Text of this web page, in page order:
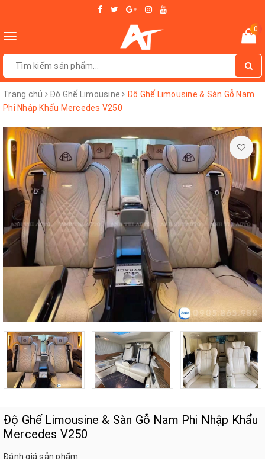
Toggle
0
Trang chủ Độ Ghế Limousine
Độ Ghế Limousine & Sàn Gỗ Nam
Phi Nhập Khẩu Mercedes V250
Độ Ghế Limousine & Sàn Gỗ Nam Phi Nhập Khẩu
Mercedes V250
Đánh giá sản phẩm